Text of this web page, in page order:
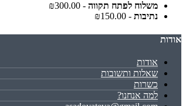
משלוח לפתח תקווה - ₪300.00
נתיבות - ₪150.00
אודות
אודות
שאלות ותשובות
כשרות
למה אנחנו?